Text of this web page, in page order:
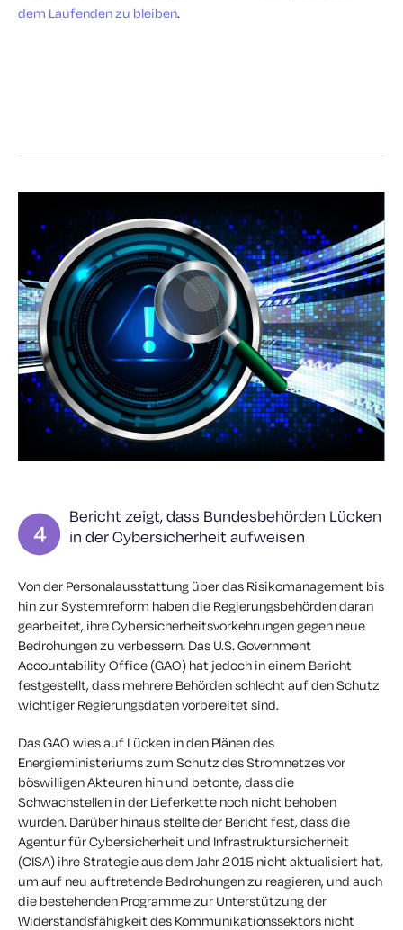
dem Laufenden zu bleiben.
Bericht zeigt, dass Bundesbehörden Lücken
in der Cybersicherheit aufweisen
Von der Personalausstattung über das Risikomanagement bis
hin zur Systemreform haben die Regierungsbehörden daran
gearbeitet, ihre Cybersicherheitsvorkehrungen gegen neue
Bedrohungen zu verbessern. Das U.S. Government
Accountability Office (GAO) hat jedoch in einem Bericht
festgestellt, dass mehrere Behörden schlecht auf den Schutz
wichtiger Regierungsdaten vorbereitet sind.
Das GAO wies auf Lücken in den Plänen des
Energieministeriums zum Schutz des Stromnetzes vor
böswilligen Akteuren hin und betonte, dass die
Schwachstellen in der Lieferkette noch nicht behoben
wurden. Darüber hinaus stellte der Bericht fest, dass die
Agentur für Cybersicherheit und Infrastruktursicherheit
(CISA) ihre Strategie aus dem Jahr 2015 nicht aktualisiert hat,
um auf neu auftretende Bedrohungen zu reagieren, und auch
die bestehenden Programme zur Unterstützung der
Widerstandsfähigkeit des Kommunikationssektors nicht